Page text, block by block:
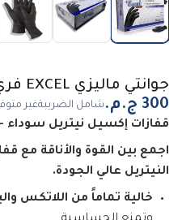
جوانتي ماليزي EXCEL فري بودر مقاس M اسود
شامل الضريبةغير
قفازات إكسيل نيتريل سوداء
النيتريل عالي الجودة.
خالية تماماً من اللاتكس